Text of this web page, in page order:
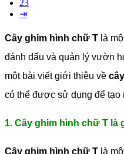
23
⇥
Cây ghim hình chữ T là
đánh dấu và quản lý vườn
một bài viết giới thiệu về
có thể được sử dụng để tạo
1. Cây ghim hình chữ T là
Cây ghim hình chữ T là